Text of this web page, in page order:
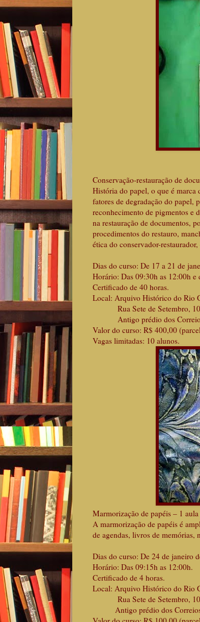
Conservação-restauração de
História do papel, o que é marca
fatores de degradação do papel,
reconhecimento de pigmentos e
na restauração de documentos,
procedimentos do restauro,
ética do conservador-
Dias do curso: De 17 a 21 de
Horário: Das 09:30h as 12:00h e
Certificado de 40 horas.
Local: Arquivo Histórico do Rio
Rua Sete de Setembro,
Antigo prédio dos
Valor do curso: R$ 400,00
Vagas limitadas: 10 alunos.
Marmorização de papéis – 1
A marmorização de papéis é
de agendas, livros de memórias,
Dias do curso: De 24 de janeiro
Horário: Das 09:15h as 12:00h.
Certificado de 4 horas.
Local: Arquivo Histórico do Rio
Rua Sete de Setembro,
Antigo prédio dos